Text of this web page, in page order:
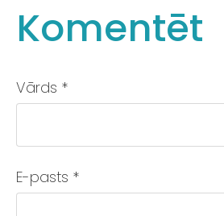
Komentēt
Vārds *
E-pasts *